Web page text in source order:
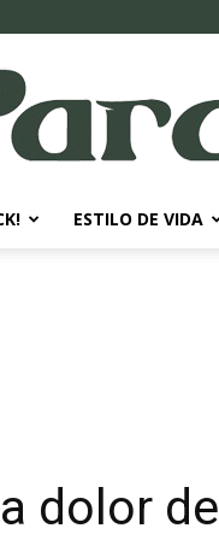
ESTILO DE VIDA
dolor de